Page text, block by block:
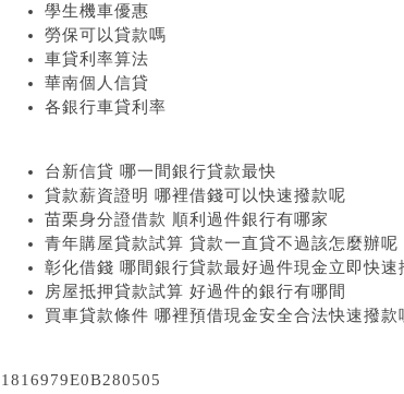
學生機車優惠
勞保可以貸款嗎
車貸利率算法
華南個人信貸
各銀行車貸利率
台新信貸 哪一間銀行貸款最快
貸款薪資證明 哪裡借錢可以快速撥款呢
苗栗身分證借款 順利過件銀行有哪家
青年購屋貸款試算 貸款一直貸不過該怎麼辦呢
彰化借錢 哪間銀行貸款最好過件現金立即快速
房屋抵押貸款試算 好過件的銀行有哪間
買車貸款條件 哪裡預借現金安全合法快速撥款
1816979E0B280505